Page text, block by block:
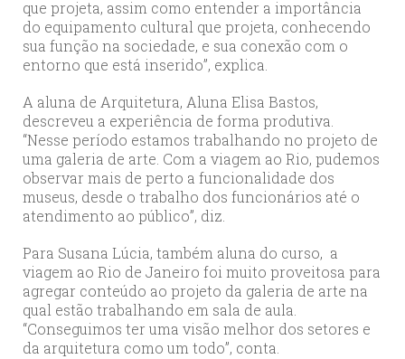
que projeta, assim como entender a importância
do equipamento cultural que projeta, conhecendo
sua função na sociedade, e sua conexão com o
entorno que está inserido”, explica.
A aluna de Arquitetura, Aluna Elisa Bastos,
descreveu a experiência de forma produtiva.
“Nesse período estamos trabalhando no projeto de
uma galeria de arte. Com a viagem ao Rio, pudemos
observar mais de perto a funcionalidade dos
museus, desde o trabalho dos funcionários até o
atendimento ao público”, diz.
Para Susana Lúcia, também aluna do curso, a
viagem ao Rio de Janeiro foi muito proveitosa para
agregar conteúdo ao projeto da galeria de arte na
qual estão trabalhando em sala de aula.
“Conseguimos ter uma visão melhor dos setores e
da arquitetura como um todo”, conta.